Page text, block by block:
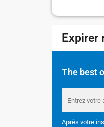
The best
Après votre